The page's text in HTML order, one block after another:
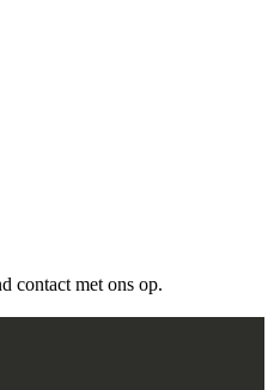
contact met ons op.